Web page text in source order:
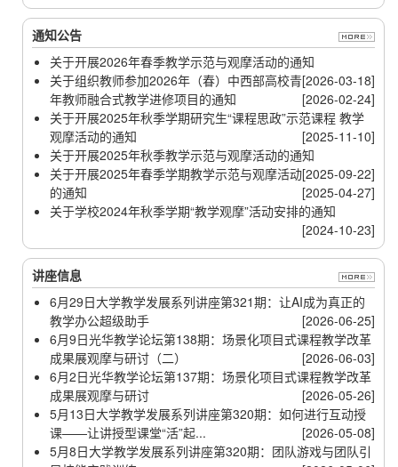
通知公告
关于开展2026年春季教学示范与观摩活动的通知
[2026-03-18]
关于组织教师参加2026年（春）中西部高校青
年教师融合式教学进修项目的通知
[2026-02-24]
关于开展2025年秋季学期研究生“课程思政”示范课程 教学
观摩活动的通知
[2025-11-10]
关于开展2025年秋季教学示范与观摩活动的通知
[2025-09-22]
关于开展2025年春季学期教学示范与观摩活动
的通知
[2025-04-27]
关于学校2024年秋季学期“教学观摩”活动安排的通知
[2024-10-23]
讲座信息
6月29日大学教学发展系列讲座第321期：让AI成为真正的
教学办公超级助手
[2026-06-25]
6月9日光华教学论坛第138期：场景化项目式课程教学改革
成果展观摩与研讨（二）
[2026-06-03]
6月2日光华教学论坛第137期：场景化项目式课程教学改革
成果展观摩与研讨
[2026-05-26]
5月13日大学教学发展系列讲座第320期：如何进行互动授
课——让讲授型课堂“活”起...
[2026-05-08]
5月8日大学教学发展系列讲座第320期：团队游戏与团队引